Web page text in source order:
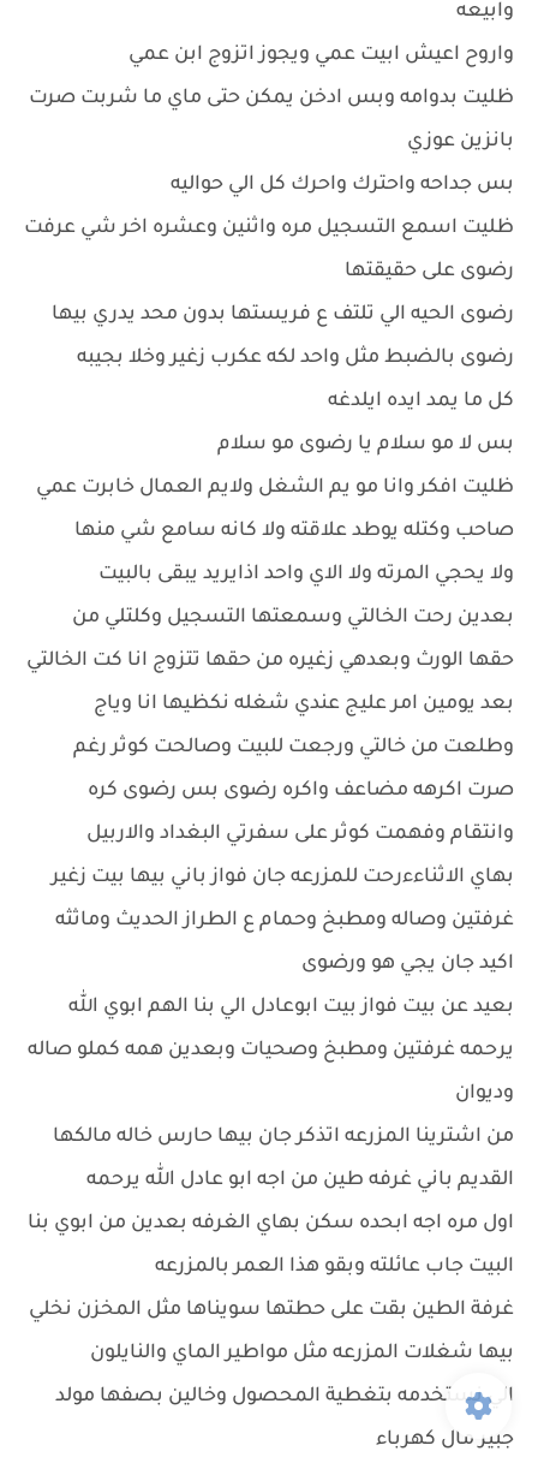
وابيعه
واروح اعيش ابيت عمي ويجوز اتزوج ابن عمي
ظليت بدوامه وبس ادخن يمكن حتى ماي ما شربت صرت
بانزين عوزي
بس جداحه واحترك واحرك كل الي حواليه
ظليت اسمع التسجيل مره واثنين وعشره اخر شي عرفت
رضوى على حقيقتها
رضوى الحيه الي تلتف ع فريستها بدون محد يدري بيها
رضوى بالضبط مثل واحد لكه عكرب زغير وخلا بجيبه
كل ما يمد ايده ايلدغه
بس لا مو سلام يا رضوى مو سلام
ظليت افكر وانا مو يم الشغل ولايم العمال خابرت عمي
صاحب وكتله يوطد علاقته ولا كانه سامع شي منها
ولا يحجي المرته ولا الاي واحد اذايريد يبقى بالبيت
بعدين رحت الخالتي وسمعتها التسجيل وكلتلي من
حقها الورث وبعدهي زغيره من حقها تتزوج انا كت الخالتي
بعد يومين امر عليج عندي شغله نكظيها انا وياج
وطلعت من خالتي ورجعت للبيت وصالحت كوثر رغم
صرت اكرهه مضاعف واكره رضوى بس رضوى كره
وانتقام وفهمت كوثر على سفرتي البغداد والاربيل
بهاي الاثناءءرحت للمزرعه جان فواز باني بيها بيت زغير
غرفتين وصاله ومطبخ وحمام ع الطراز الحديث وماثثه
اكيد جان يجي هو ورضوى
بعيد عن بيت فواز بيت ابوعادل الي بنا الهم ابوي الله
يرحمه غرفتين ومطبخ وصحيات وبعدين همه كملو صاله
وديوان
من اشترينا المزرعه اتذكر جان بيها حارس خاله مالكها
القديم باني غرفه طين من اجه ابو عادل الله يرحمه
اول مره اجه ابحده سكن بهاي الغرفه بعدين من ابوي بنا
البيت جاب عائلته وبقو هذا العمر بالمزرعه
غرفة الطين بقت على حطتها سويناها مثل المخزن نخلي
بيها شغلات المزرعه مثل مواطير الماي والنايلون
الي نستخدمه بتغطية المحصول وخالين بصفها مولد
جبير مال كهرباء